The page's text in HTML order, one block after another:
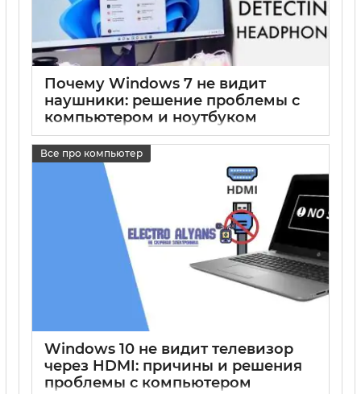
Почему Windows 7 не видит
наушники: решение проблемы с
компьютером и ноутбуком
Все про компьютер
Windows 10 не видит телевизор
через HDMI: причины и решения
проблемы с компьютером